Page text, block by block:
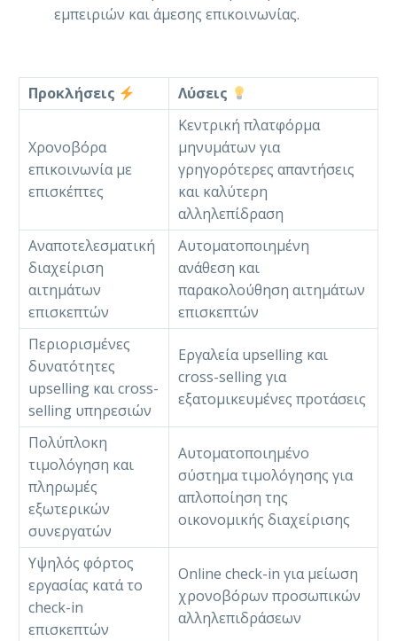
εμπειριών και άμεσης επικοινωνίας.
Προκλήσεις Λύσεις
Χρονοβόρα
επικοινωνία με
επισκέπτες
Κεντρική πλατφόρμα
μηνυμάτων για
γρηγορότερες απαντήσεις
και καλύτερη
αλληλεπίδραση
Αναποτελεσματική
διαχείριση
αιτημάτων
επισκεπτών
Αυτοματοποιημένη
ανάθεση και
παρακολούθηση αιτημάτων
επισκεπτών
Περιορισμένες
δυνατότητες
upselling και cross-
selling υπηρεσιών
Εργαλεία upselling και
cross-selling για
εξατομικευμένες προτάσεις
Πολύπλοκη
τιμολόγηση και
πληρωμές
εξωτερικών
συνεργατών
Αυτοματοποιημένο
σύστημα τιμολόγησης για
απλοποίηση της
οικονομικής διαχείρισης
Υψηλός φόρτος
εργασίας κατά το
check-in
επισκεπτών
Online check-in για μείωση
χρονοβόρων προσωπικών
αλληλεπιδράσεων